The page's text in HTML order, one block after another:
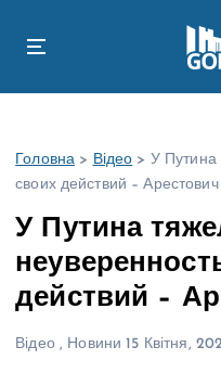
Головна > Відео > У Путина
своих действий –
У Путина
действий –
Відео, Новини 15 Квітня,